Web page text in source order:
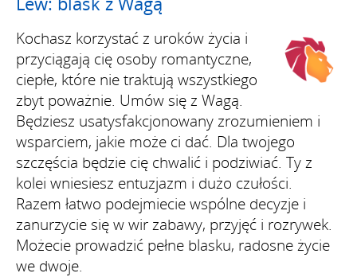
Kochasz korzystać z uroków życia i
przyciągają cię osoby romantyczne,
ciepłe, które nie traktują wszystkiego
zbyt poważnie. Umów się z Wagą.
Będziesz usatysfakcjonowany zrozumieniem i
wsparciem, jakie może ci dać. Dla twojego
szczęścia będzie cię chwalić i podziwiać. Ty z
kolei wniesiesz entuzjazm i dużo czułości.
Razem łatwo podejmiecie wspólne decyzje i
zanurzycie się w wir zabawy, przyjęć i rozrywek.
Możecie prowadzić pełne blasku, radosne życie
we dwoje.